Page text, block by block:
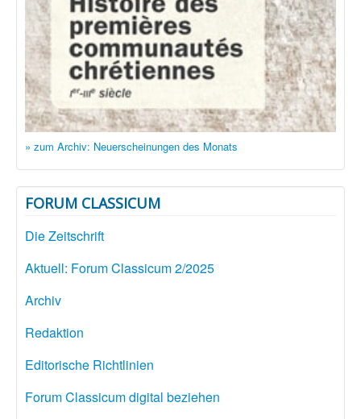
» zum Archiv: Neuerscheinungen des Monats
FORUM CLASSICUM
Die Zeitschrift
Aktuell: Forum Classicum 2/2025
Archiv
Redaktion
Editorische Richtlinien
Forum Classicum digital beziehen